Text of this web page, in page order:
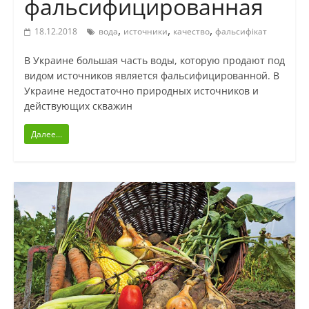
фальсифицированная
18.12.2018 вода, источники, качество, фальсифікат
В Украине большая часть воды, которую продают под
видом источников является фальсифицированной. В
Украине недостаточно природных источников и
действующих скважин
Далее...